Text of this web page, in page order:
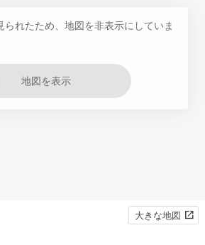
られたため、地図を非表示にしていま
地図を表示
大きな地図